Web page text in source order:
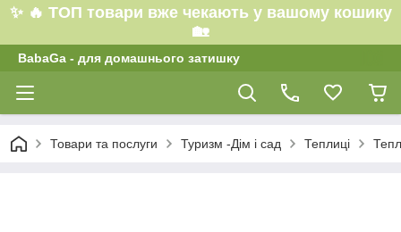
✨ 🔥 ТОП товари вже чекають у вашому кошику
🏡
BabaGa - для домашнього затишку
Товари та послуги Туризм -Дім і сад Теплиці